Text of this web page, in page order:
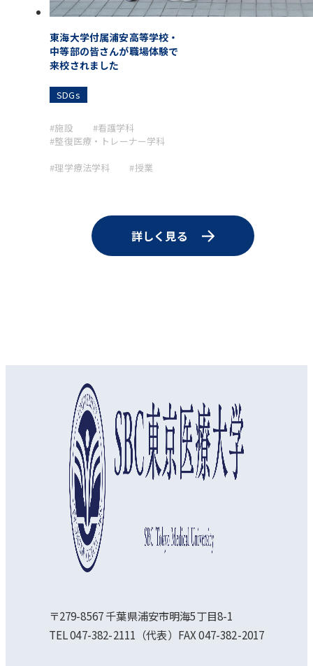
東海大学付属浦安高等学校・
中等部の皆さんが職場体験で
来校されました
SDGs
#施設
#看護学科
#整復医療・トレーナー学科
#理学療法学科
#授業
詳しく見る
〒279-8567 千葉県浦安市明海5丁目8-1
TEL 047-382-2111（代表）FAX 047-382-2017